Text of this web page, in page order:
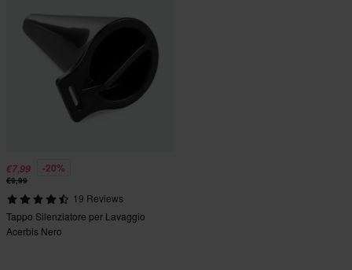
€7,99 -20%
€9,99
19 Reviews
Tappo Silenziatore per Lavaggio
Acerbis Nero